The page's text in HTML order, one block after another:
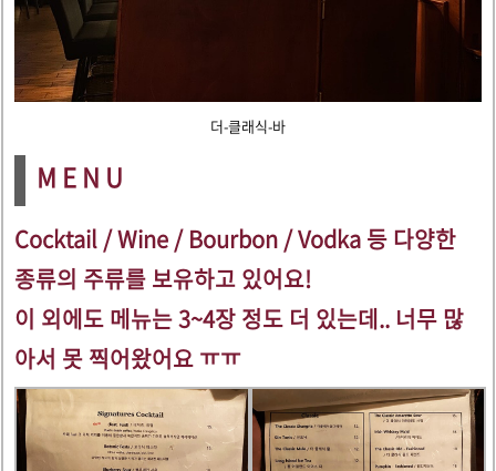
더-클래식-바
M E N U
Cocktail / Wine / Bourbon / Vodka 등 다양한
종류의 주류를 보유하고 있어요!
이 외에도 메뉴는 3~4장 정도 더 있는데.. 너무 많
아서 못 찍어왔어요 ㅠㅠ